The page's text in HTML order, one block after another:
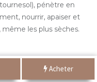
Acheter
pénètre en
nourrir, apaiser et
les plus sèches.